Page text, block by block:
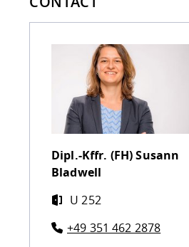
Dipl.-Kffr. (FH)Susann
Bladwell
U 252
+49 351 462 2878